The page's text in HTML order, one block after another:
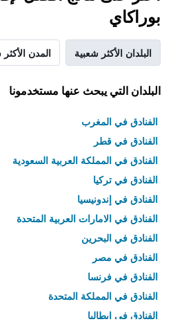
بوراكاي
البلدان الأكثر شعبية المدن
البلدان التي يبحث عنها مستخدمونا
الفنادق في المغرب
الفنادق في قطر
الفنادق في المملكة العربية السعودية
الفنادق في تركيا
الفنادق في إندونيسيا
الفنادق في الامارات العربية المتحدة
الفنادق في البحرين
الفنادق في مصر
الفنادق في فرنسا
الفنادق في المملكة المتحدة
الفنادق في إيطاليا